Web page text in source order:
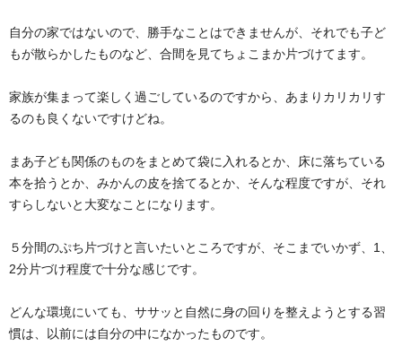
自分の家ではないので、勝手なことはできませんが、それでも子ど
もが散らかしたものなど、合間を見てちょこまか片づけてます。
家族が集まって楽しく過ごしているのですから、あまりカリカリす
るのも良くないですけどね。
まあ子ども関係のものをまとめて袋に入れるとか、床に落ちている
本を拾うとか、みかんの皮を捨てるとか、そんな程度ですが、それ
すらしないと大変なことになります。
５分間のぷち片づけと言いたいところですが、そこまでいかず、1、
2分片づけ程度で十分な感じです。
どんな環境にいても、ササッと自然に身の回りを整えようとする習
慣は、以前には自分の中になかったものです。